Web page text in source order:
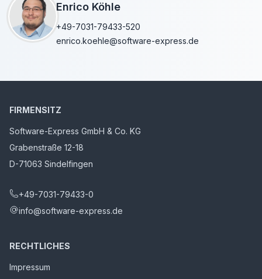
Enrico Köhle
+49-7031-79433-520
enrico.koehle@software-express.de
FIRMENSITZ
Software-Express GmbH & Co. KG
Grabenstraße 12-18
D-71063 Sindelfingen
+49-7031-79433-0
info@software-express.de
RECHTLICHES
Impressum